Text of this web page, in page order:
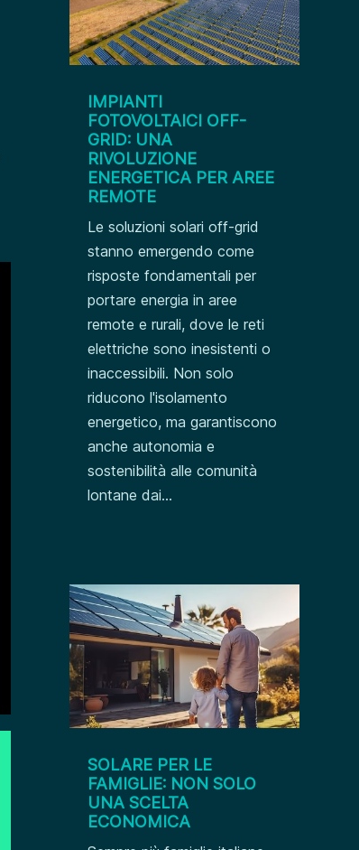
IMPIANTI
FOTOVOLTAICI OFF-
GRID: UNA
RIVOLUZIONE
ENERGETICA PER AREE
REMOTE
Le soluzioni solari off-grid
stanno emergendo come
risposte fondamentali per
portare energia in aree
remote e rurali, dove le reti
elettriche sono inesistenti o
inaccessibili. Non solo
riducono l'isolamento
energetico, ma garantiscono
anche autonomia e
sostenibilità alle comunità
lontane dai...
SOLARE PER LE
FAMIGLIE: NON SOLO
UNA SCELTA
ECONOMICA